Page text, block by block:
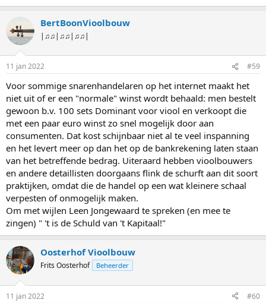
BertBoonVioolbouw
|♫♫|♫♫|♫♫|
11 jan 2022 #59
Voor sommige snarenhandelaren op het internet maakt het
niet uit of er een "normale" winst wordt behaald: men bestelt
gewoon b.v. 100 sets Dominant voor viool en verkoopt die
met een paar euro winst zo snel mogelijk door aan
consumenten. Dat kost schijnbaar niet al te veel inspanning
en het levert meer op dan het op de bankrekening laten staan
van het betreffende bedrag. Uiteraard hebben vioolbouwers
en andere detaillisten doorgaans flink de schurft aan dit soort
praktijken, omdat die de handel op een wat kleinere schaal
verpesten of onmogelijk maken.
Om met wijlen Leen Jongewaard te spreken (en mee te
zingen) " 't is de Schuld van 't Kapitaal!"
Oosterhof Vioolbouw
Frits Oosterhof Beheerder
11 jan 2022 #60